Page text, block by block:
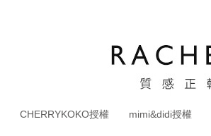
CHERRYKOKO授權 mimi&didi授權